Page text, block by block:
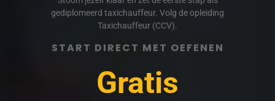
gediplomeerd taxichauffeur. Volg de opleiding
Taxichauffeur (CCV).
START DIRECT MET OEFENEN
Gratis